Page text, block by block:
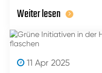
Weiter lesen
11 Apr 2025